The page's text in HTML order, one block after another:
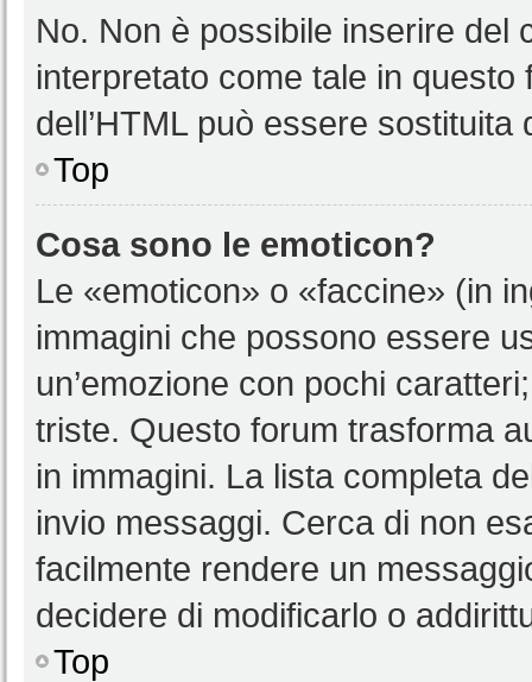
No. Non è possibile inserire del
interpretato come tale in
dell’HTML può essere sostituita
Top
Cosa sono le emoticon?
Le «emoticon» o «faccine» (in
immagini che possono essere
un’emozione con pochi
triste. Questo forum trasforma
in immagini. La lista completa
invio messaggi. Cerca di non
facilmente rendere un
decidere di modificarlo o
Top